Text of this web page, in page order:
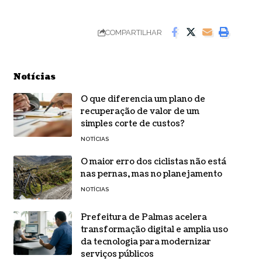
COMPARTILHAR
Notícias
O que diferencia um plano de
recuperação de valor de um
simples corte de custos?
NOTÍCIAS
O maior erro dos ciclistas não está
nas pernas, mas no planejamento
NOTÍCIAS
Prefeitura de Palmas acelera
transformação digital e amplia uso
da tecnologia para modernizar
serviços públicos